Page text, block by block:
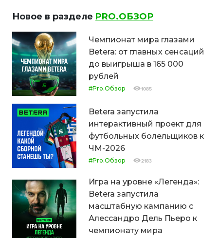
Новое в разделе PRO.ОБЗОР
Чемпионат мира глазами
Betera: от главных сенсаций
до выигрыша в 165 000
рублей
#Pro.Обзор 1085
Betera запустила
интерактивный проект для
футбольных болельщиков к
ЧМ-2026
#Pro.Обзор 2183
Игра на уровне «Легенда»:
Betera запустила
масштабную кампанию с
Алессандро Дель Пьеро к
чемпионату мира